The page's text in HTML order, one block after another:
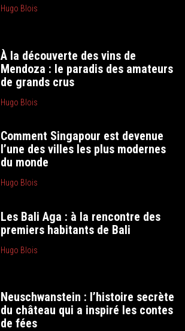
Hugo Blois
À la découverte des vins de
Mendoza : le paradis des amateurs
de grands crus
Hugo Blois
Comment Singapour est devenue
l’une des villes les plus modernes
du monde
Hugo Blois
Les Bali Aga : à la rencontre des
premiers habitants de Bali
Hugo Blois
Neuschwanstein : l’histoire secrète
du château qui a inspiré les contes
de fées